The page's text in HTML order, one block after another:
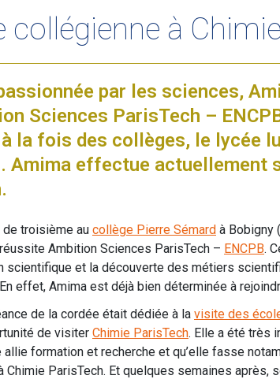
collégienne à
par les sciences,
Sciences ParisTech –
à la fois des collèges, le lycée
Amima effectue actuellement
troisième au collège Pierre Sémard à Bobigny
Ambition Sciences ParisTech – ENCPB.
scientifique et la découverte des métiers
effet, Amima est déjà bien déterminée à
de la cordée était dédiée à la visite des
de visiter Chimie ParisTech. Elle a été très
allie formation et recherche et qu’elle fasse
ParisTech. Et quelques semaines après,